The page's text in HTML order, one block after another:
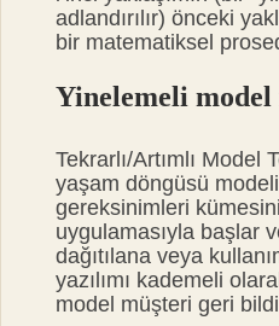
adlandırılır) önceki
bir matematiksel
Yinelemeli
Tekrarlı/Artımlı Model
yaşam döngüsü
gereksinimleri
uygulamasıyla başlar
dağıtılana veya
yazılımı kademeli
model müşteri geri